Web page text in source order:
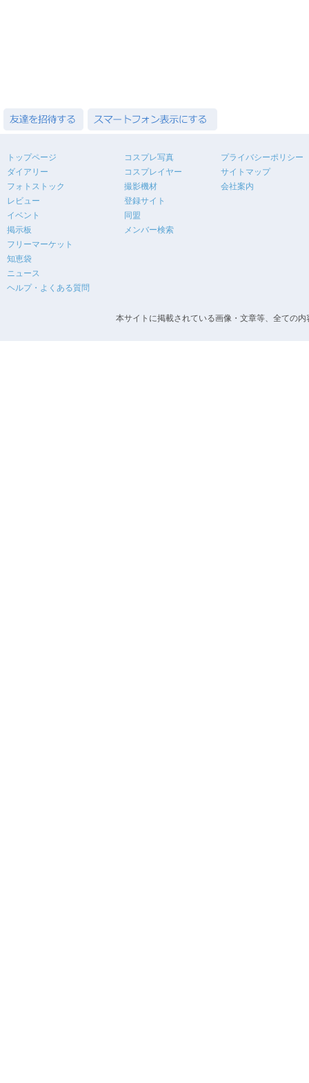
トップページ
ダイアリー
フォトストック
レビュー
イベント
掲示板
フリーマーケット
知恵袋
ニュース
ヘルプ・よくある質問
コスプレ写真
コスプレイヤー
撮影機材
登録サイト
同盟
メンバー検索
プライバシーポリシー
サイトマップ
会社案内
本サイトに掲載されている画像・文章等、全ての